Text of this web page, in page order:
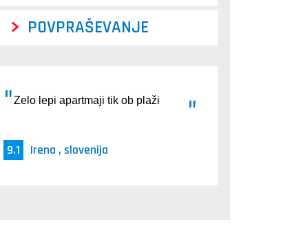
POVPRAŠEVANJE
Zelo lepi apartmaji tik ob plaži
9.1 Irena , slovenija